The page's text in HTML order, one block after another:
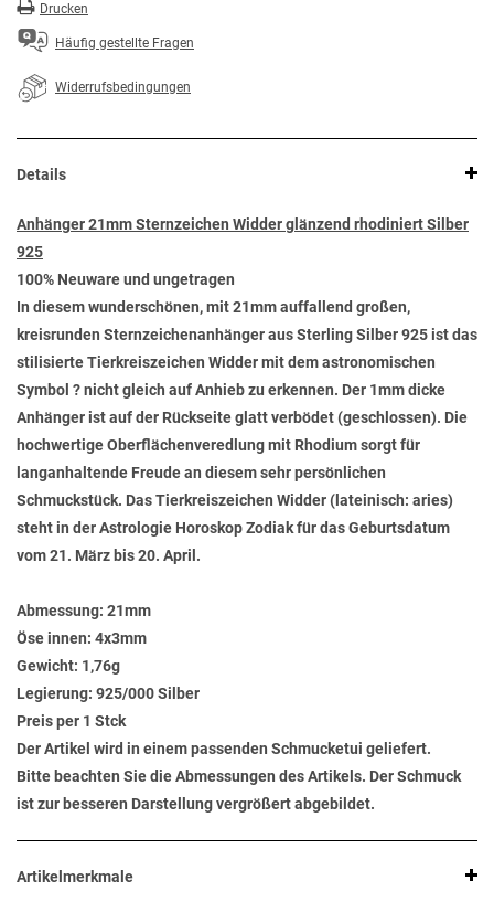
Drucken
Häufig gestellte Fragen
Widerrufsbedingungen
Details
Anhänger 21mm Sternzeichen Widder glänzend rhodiniert Silber
925
100% Neuware und ungetragen
In diesem wunderschönen, mit 21mm auffallend großen,
kreisrunden Sternzeichenanhänger aus Sterling Silber 925 ist das
stilisierte Tierkreiszeichen Widder mit dem astronomischen
Symbol ? nicht gleich auf Anhieb zu erkennen. Der 1mm dicke
Anhänger ist auf der Rückseite glatt verbödet (geschlossen). Die
hochwertige Oberflächenveredlung mit Rhodium sorgt für
langanhaltende Freude an diesem sehr persönlichen
Schmuckstück. Das Tierkreiszeichen Widder (lateinisch: aries)
steht in der Astrologie Horoskop Zodiak für das Geburtsdatum
vom 21. März bis 20. April.
Abmessung: 21mm
Öse innen: 4x3mm
Gewicht: 1,76g
Legierung: 925/000 Silber
Preis per 1 Stck
Der Artikel wird in einem passenden Schmucketui geliefert.
Bitte beachten Sie die Abmessungen des Artikels. Der Schmuck
ist zur besseren Darstellung vergrößert abgebildet.
Artikelmerkmale